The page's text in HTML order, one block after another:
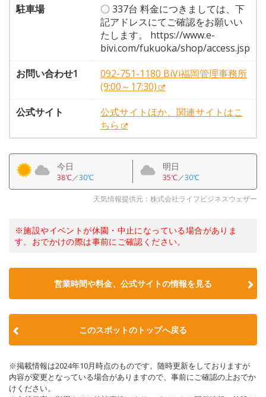
駐車場
〇 337台 料金につきましては、下
記アドレスにてご確認をお願いい
たします。 https://www.e-
bivi.com/fukuoka/shop/access.jsp
お問い合わせ1
092-751-1180 BiVi福岡管理事務所
(9:00～17:30)
公式サイト
公式サイトほか、関連サイトはこ
ちら
今日
38℃／30℃
明日
35℃／30℃
天気情報提供元：株式会社ライフビジネスウェザー
※施設やイベントが休園・中止になっている場合がありま
す。おでかけの際は事前にご確認ください。
営業時間や料金、公式サイトの情報を見る
このスポットのトップへ戻る
※掲載情報は2024年10月時点のものです。随時更新をしておりますが
内容が変更となっている場合がありますので、事前にご確認の上おでか
けください。